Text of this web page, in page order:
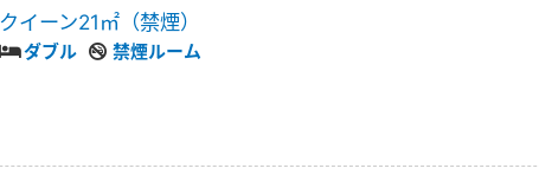
クイーン21㎡（禁煙）
ダブル 禁煙ルーム